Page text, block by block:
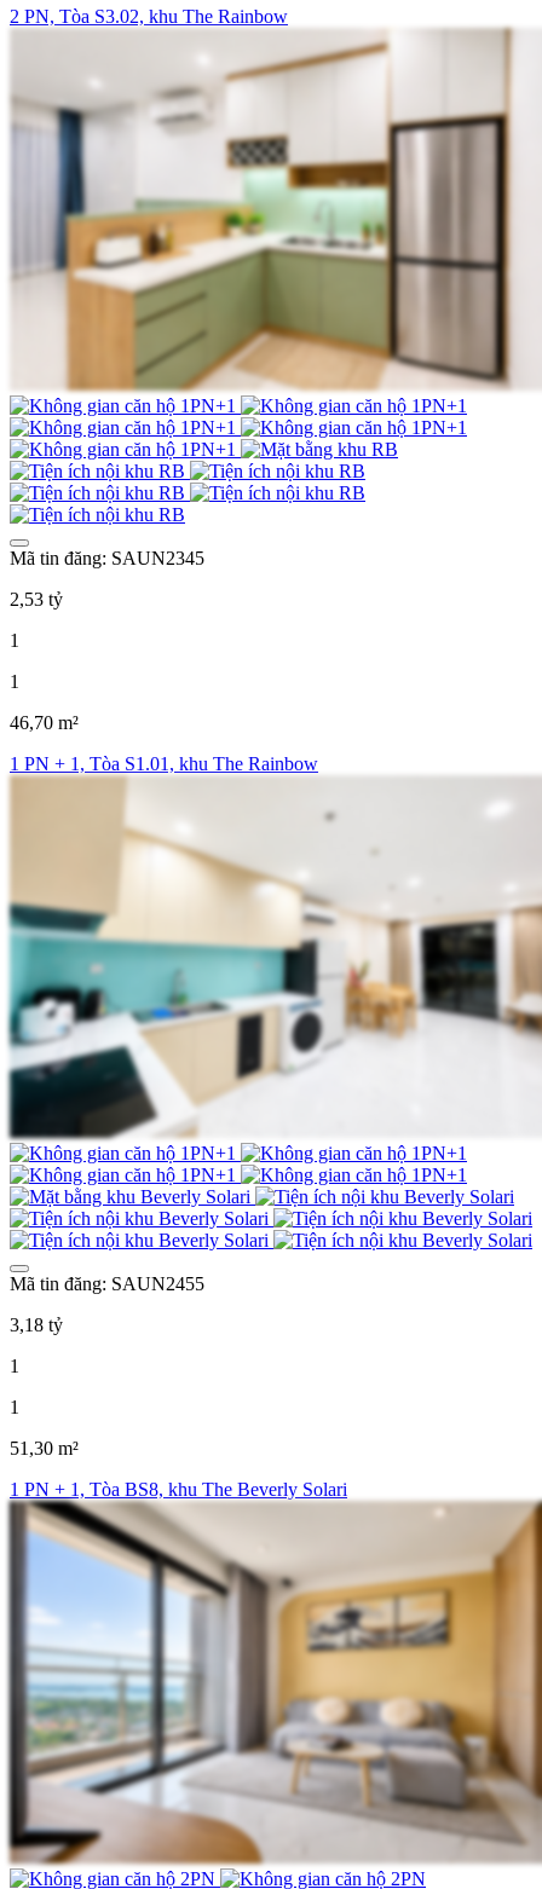
2 PN, Tòa S3.02, khu The Rainbow
Mã tin đăng: SAUN2345
2,53 tỷ
1
1
46,70 m²
1 PN + 1, Tòa S1.01, khu The Rainbow
Mã tin đăng: SAUN2455
3,18 tỷ
1
1
51,30 m²
1 PN + 1, Tòa BS8, khu The Beverly Solari